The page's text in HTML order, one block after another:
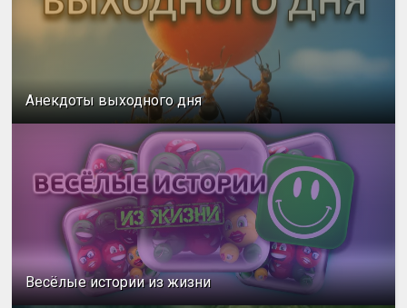
Анекдоты выходного дня
Весёлые истории из жизни